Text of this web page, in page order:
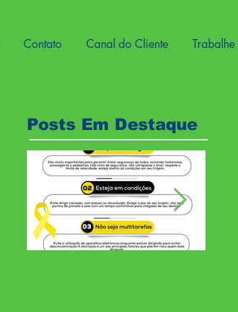
Contato Canal do Cliente
Posts Em Destaque